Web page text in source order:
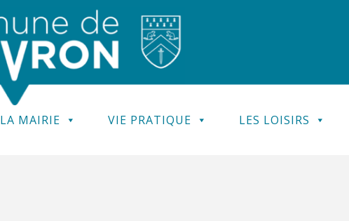
LA MAIRIE VIE PRATIQUE LES LOISIRS